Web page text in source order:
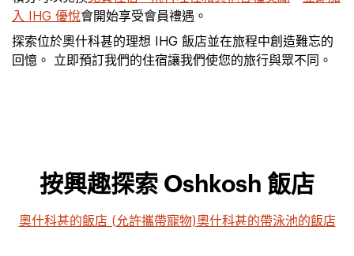
入 IHG 優悅會開始享受會員禮遇。
探索位於奧什科甚的理想 IHG 飯店並在旅程中創造難忘的
回憶。 立即預訂我們的住宿讓我們使您的旅行與眾不同。
按興趣探索 Oshkosh 飯店
奧什科甚的飯店 (允許攜帶寵物)奧什科甚的帶泳池的飯店